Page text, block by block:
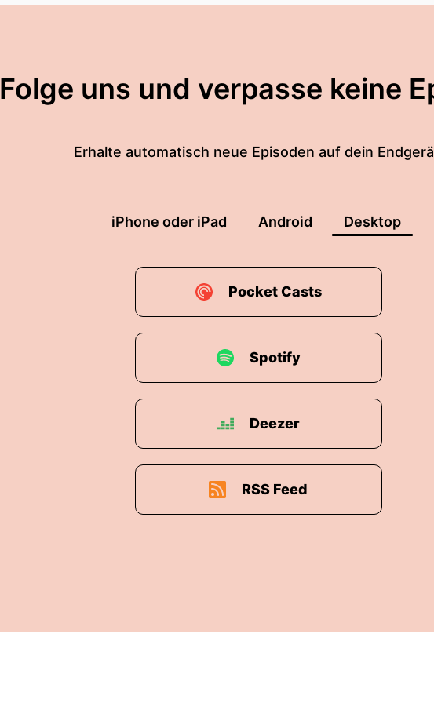
Folge uns und verpasse keine
Erhalte automatisch neue Episoden auf dein
iPhone oder iPad Android Desktop
Pocket Casts
Spotify
Deezer
RSS Feed